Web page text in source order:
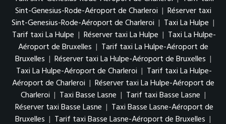
Sint-Genesius-Rode-Aéroport de Charleroi | Réserver taxi
Sint-Genesius-Rode-Aéroport de Charleroi | Taxi La Hulpe |
Tarif taxi La Hulpe | Réserver taxi La Hulpe | Taxi La Hulpe-
Aéroport de Bruxelles | Tarif taxi La Hulpe-Aéroport de
Bruxelles | Réserver taxi La Hulpe-Aéroport de Bruxelles |
Taxi La Hulpe-Aéroport de Charleroi | Tarif taxi La Hulpe-
Aéroport de Charleroi | Réserver taxi La Hulpe-Aéroport de
Charleroi | Taxi Basse Lasne | Tarif taxi Basse Lasne |
Réserver taxi Basse Lasne | Taxi Basse Lasne-Aéroport de
Bruxelles | Tarif taxi Basse Lasne-Aéroport de Bruxelles |